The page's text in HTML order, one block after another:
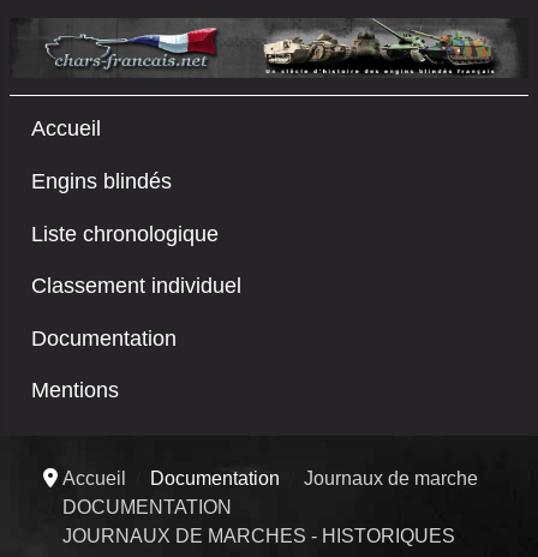
Accueil
Engins blindés
Liste chronologique
Classement individuel
Documentation
Mentions
Accueil Documentation
Journaux de marche
DOCUMENTATION
JOURNAUX DE MARCHES - HISTORIQUES